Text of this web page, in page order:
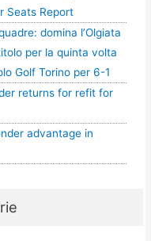
Seats Report
domina l’Olgiata
per la quinta volta
Golf Torino per 6-1
returns for refit for
advantage in